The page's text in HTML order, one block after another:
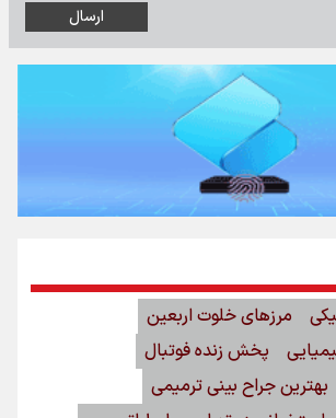
مرزهای خلوت اربعین
پخش زنده فوتبال
بهترین جراح بینی ترمیمی